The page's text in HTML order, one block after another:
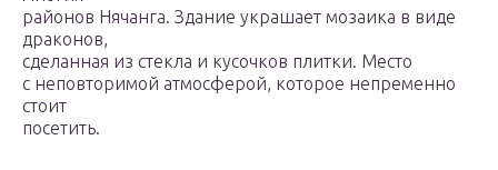
районов Нячанга. Здание украшает мозаика в виде
драконов,
сделанная из стекла и кусочков плитки. Место
с неповторимой атмосферой, которое непременно
стоит
посетить.